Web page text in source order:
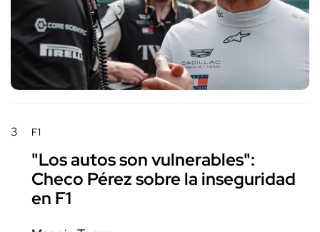
3 F1
"Los autos son vulnerables":
Checo Pérez sobre la inseguridad
en F1